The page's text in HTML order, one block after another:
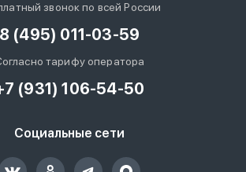
звонок по всей России
8 (495) 011-03-59
тарифу оператора
(931) 106-54-50
Социальные сети